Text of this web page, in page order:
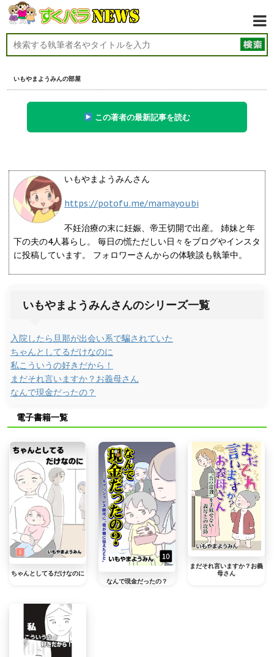
いもやまようみんの部屋
この著者の最新記事を読む
いもやまようみんさん
https://potofu.me/mamayoubi
不妊治療の末に妊娠、帝王切開で出産。 姉妹と年
下の夫の4人暮らし。 毎日の慌ただしい日々をブログやインスタ
に投稿しています。 フォロワーさんからの体験談も執筆中。
いもやまようみんさんのシリーズ一覧
入院したら旦那が出会い系で騙されていた
ちゃんとしてるだけなのに
私こういうの好きだから！
まだそれ言いますか？お義母さん
なんで現金だったの？
電子書籍一覧
ちゃんとしてるだけなのに
なんで現金だったの？
まだそれ言いますか？お義
母さん